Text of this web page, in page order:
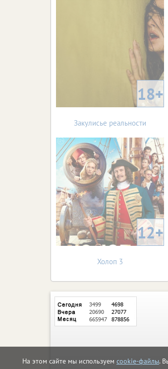
На этом сайте мы используем cookie-файлы.
18+
Закулисье реальности
12+
Холоп 3